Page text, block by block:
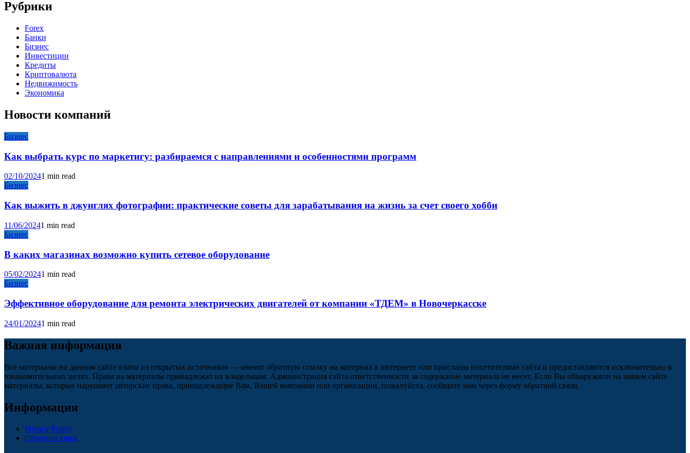
Рубрики
Forex
Банки
Бизнес
Инвестиции
Кредиты
Криптовалюта
Недвижимость
Экономика
Новости компаний
Бизнес
Как выбрать курс по маркетигу: разбираемся с направлениями и особенностями программ
02/10/20241 min read
Бизнес
Как выжить в джунглях фотографии: практические советы для зарабатывания на жизнь за счет своего хобби
11/06/20241 min read
Бизнес
В каких магазинах возможно купить сетевое оборудование
05/02/20241 min read
Бизнес
Эффективное оборудование для ремонта электрических двигателей от компании «ТДЕМ» в Новочеркасске
24/01/20241 min read
Важная информация
Все материалы на данном сайте взяты из открытых источников — имеют обратную ссылку на материал в интернете или присланы посетителями сайта и предоставляются исключительно в
ознакомительных целях. Права на материалы принадлежат их владельцам. Администрация сайта ответственности за содержание материала не несет. Если Вы обнаружили на нашем сайте
материалы, которые нарушают авторские права, принадлежащие Вам, Вашей компании или организации, пожалуйста, сообщите нам через форму обратной связи.
Информация
Privacy Policy
Обратная связь